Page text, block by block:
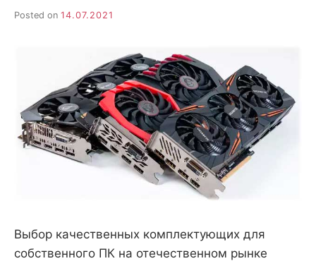
Posted on 14.07.2021
Выбор качественных комплектующих для
собственного ПК на отечественном рынке